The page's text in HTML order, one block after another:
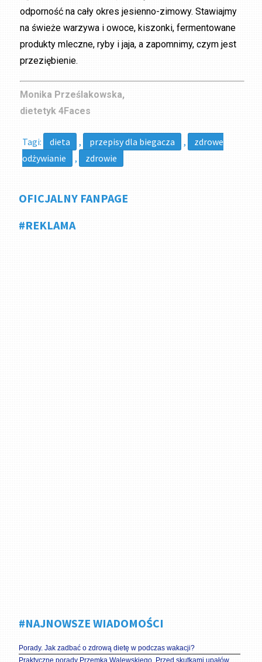
odporność na cały okres jesienno-zimowy. Stawiajmy
na świeże warzywa i owoce, kiszonki, fermentowane
produkty mleczne, ryby i jaja, a zapomnimy, czym jest
przeziębienie.
Monika Prześlakowska,
dietetyk 4Faces
Tagi: dieta , przepisy dla biegacza ,
zdrowe
odżywianie
, zdrowie
OFICJALNY FANPAGE
#REKLAMA
#NAJNOWSZE WIADOMOŚCI
Porady. Jak zadbać o zdrową dietę w podczas wakacji?